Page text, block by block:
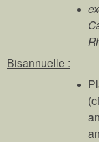
Bisannuelle :